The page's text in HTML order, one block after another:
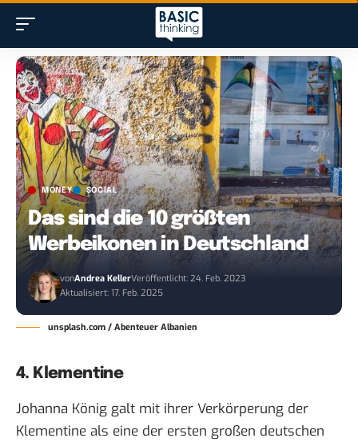
MONEY SOCIAL
Das sind die 10 größten
Werbeikonen in Deutschland
vonAndrea KellerVeröffentlicht: 24. Feb. 2023
Aktualisiert: 17. Feb. 2025
unsplash.com / Abenteuer Albanien
4. Klementine
Johanna König galt mit ihrer Verkörperung der
Klementine als eine der ersten großen deutschen